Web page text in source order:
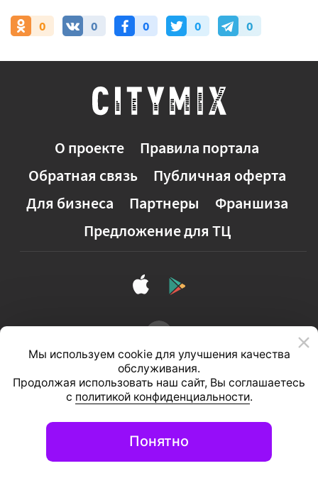
0 0 0 0 0
О проекте
Правила портала
Обратная связь
Публичная оферта
Для бизнеса
Партнеры
Франшиза
Предложение для ТЦ
Полная версия сайта
© 2026, ООО «Студия 111»
вашего города
Мы используем cookie для улучшения качества
обслуживания.
Продолжая использовать наш сайт, Вы соглашаетесь
с политикой конфиденциальности.
Понятно